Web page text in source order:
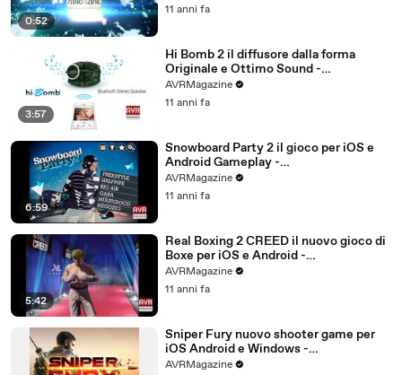
0:52
11 anni fa
3:57
Hi Bomb 2 il diffusore dalla forma
Originale e Ottimo Sound -
AVRMagazine.com
AVRMagazine
11 anni fa
6:59
Snowboard Party 2 il gioco per iOS e
Android Gameplay -
AVRMagazine.com (720p)
AVRMagazine
11 anni fa
5:42
Real Boxing 2 CREED il nuovo gioco di
Boxe per iOS e Android -
AVRMagazine.com
AVRMagazine
11 anni fa
Sniper Fury nuovo shooter game per
iOS Android e Windows -
AVRMagazine.com
AVRMagazine